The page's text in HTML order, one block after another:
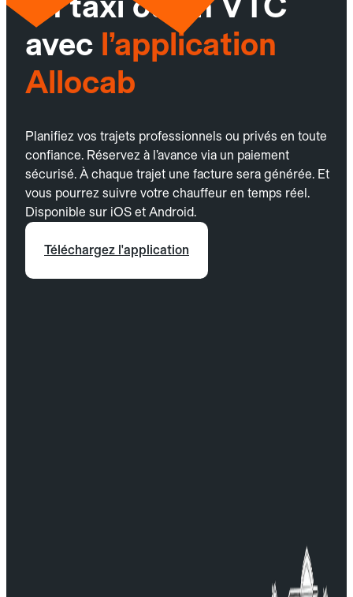
avec l’application
Allocab
Planifiez vos trajets professionnels ou privés en toute
confiance. Réservez à l’avance via un paiement
sécurisé. À chaque trajet une facture sera générée. Et
vous pourrez suivre votre chauffeur en temps réel.
Disponible sur iOS et Android.
Téléchargez l'application